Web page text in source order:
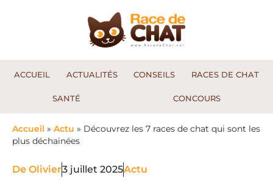
ACCUEIL ACTUALITÉS CONSEILS RACES DE CHAT
SANTÉ CONCOURS
Accueil » Actu » Découvrez les 7 races de chat qui sont les
plus déchainées
De Olivier3 juillet 2025Actu